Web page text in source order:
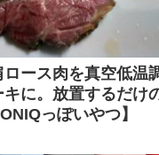
ロース肉を真空低温
キに。放置するだけ
っぽいやつ】